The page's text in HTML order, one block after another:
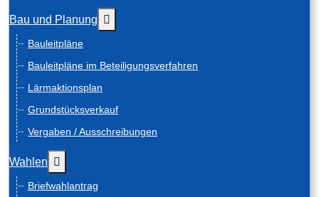
Bau und Planung
Bauleitpläne
Bauleitpläne im Beteiligungsverfahren
Lärmaktionsplan
Grundstücksverkauf
Vergaben / Ausschreibungen
Wahlen
Briefwahlantrag